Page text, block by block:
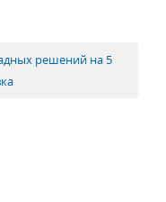
решений на 5